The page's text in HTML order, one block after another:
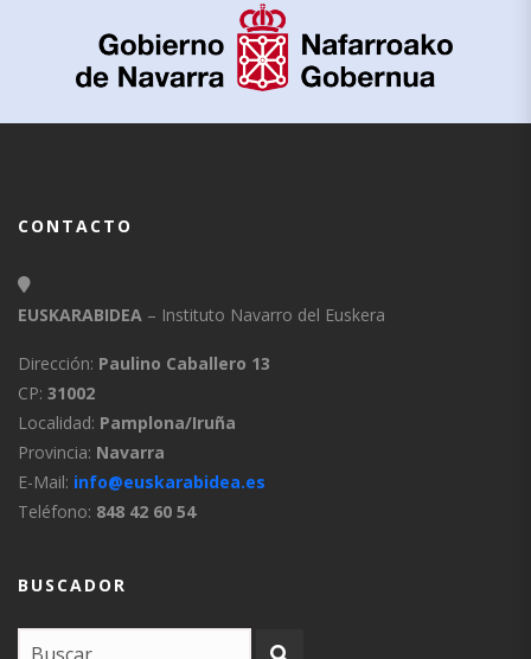
CONTACTO
EUSKARABIDEA – Instituto Navarro del Euskera
Dirección: Paulino Caballero 13
CP: 31002
Localidad: Pamplona/Iruña
Provincia: Navarra
E-Mail: info@euskarabidea.es
Teléfono: 848 42 60 54
BUSCADOR